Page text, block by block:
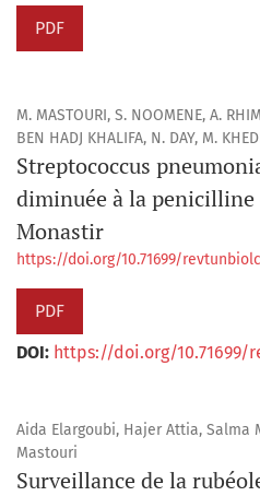
PDF
M. MASTOURI, S. NOOMENE, A.
BEN HADJ KHALIFA, N. DAY, M.
Streptococcus
diminuée à la penicilline
Monastir
https://doi.org/10.71699/
PDF
DOI: https://doi.org/10.71699/
Aida Elargoubi, Hajer Attia, Salma
Mastouri
Surveillance de la